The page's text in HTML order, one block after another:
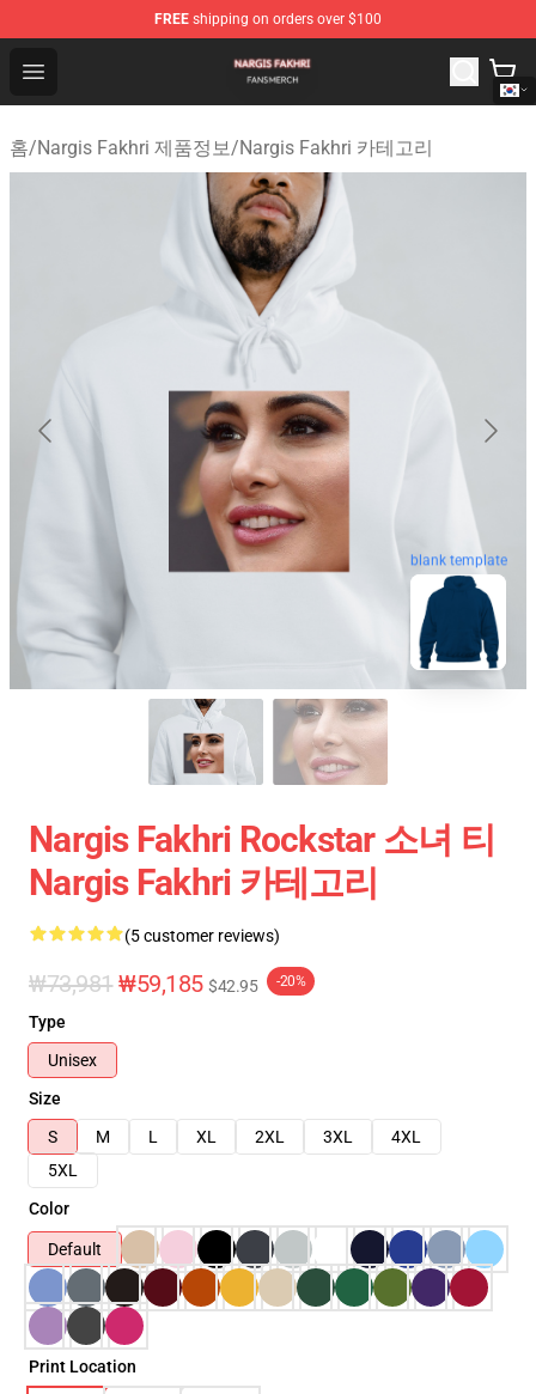
FREE shipping on orders over $100
Open menu
Nargis Fakhri Shop - Official Nargis Fakhri Merchandise
홈/Nargis Fakhri 제품정보/Nargis Fakhri 카테고리
blank template
Nargis Fakhri Rockstar 소녀 티
Nargis Fakhri 카테고리
(5 customer reviews)
₩73,981 ₩59,185 $42.95 -20%
Type
Unisex
Size
S
M L XL 2XL 3XL
4XL
5XL
Color
Default
Print Location